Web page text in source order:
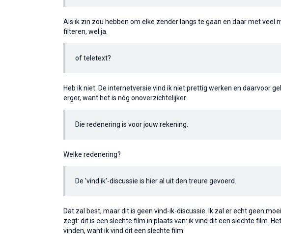
Als ik zin zou hebben om elke zender langs te gaan en daar met
filteren, wel ja.
of teletext?
Heb ik niet. De internetversie vind ik niet prettig werken en daarvoor
erger, want het is nóg onoverzichtelijker.
Die redenering is voor jouw rekening.
Welke redenering?
De 'vind ik'-discussie is hier al uit den treure gevoerd.
Dat zal best, maar dit is geen vind-ik-discussie. Ik zal er echt geen
zegt: dit is een slechte film in plaats van: ik vind dit een slechte film.
vinden, want ik vind dit een slechte film.